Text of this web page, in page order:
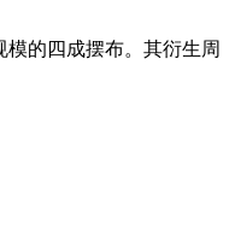
的四成摆布。其衍生周